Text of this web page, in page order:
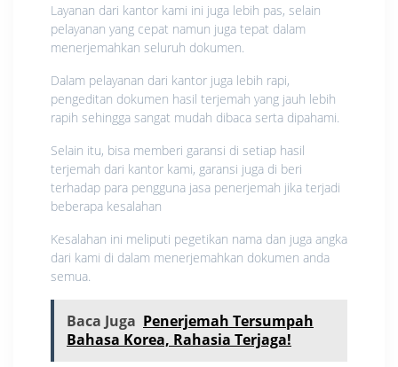
Layanan dari kantor kami ini juga lebih pas, selain
pelayanan yang cepat namun juga tepat dalam
menerjemahkan seluruh dokumen.
Dalam pelayanan dari kantor juga lebih rapi,
pengeditan dokumen hasil terjemah yang jauh lebih
rapih sehingga sangat mudah dibaca serta dipahami.
Selain itu, bisa memberi garansi di setiap hasil
terjemah dari kantor kami, garansi juga di beri
terhadap para pengguna jasa penerjemah jika terjadi
beberapa kesalahan
Kesalahan ini meliputi pegetikan nama dan juga angka
dari kami di dalam menerjemahkan dokumen anda
semua.
Baca Juga Penerjemah Tersumpah
Bahasa Korea, Rahasia Terjaga!